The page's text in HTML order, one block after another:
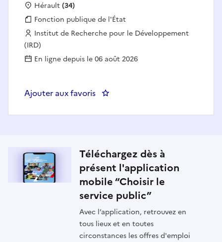
Localisation :
Hérault(34)
Fonction publique :
Fonction publique de l'État
Employeur :
Institut de Recherche pour le Développement
(IRD)
En ligne depuis le 06 août 2026
Ajouter aux favoris : Gestionnaire administratif F/H
Téléchargez dès à
présent l'application
mobile “Choisir le
service public”
Avec l’application, retrouvez en
tous lieux et en toutes
circonstances les offres d'emploi